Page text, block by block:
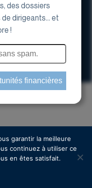
Paris
des dossiers
dirigeants... et
!
garantir la meilleure
continuez à utiliser ce
en êtes satisfait.